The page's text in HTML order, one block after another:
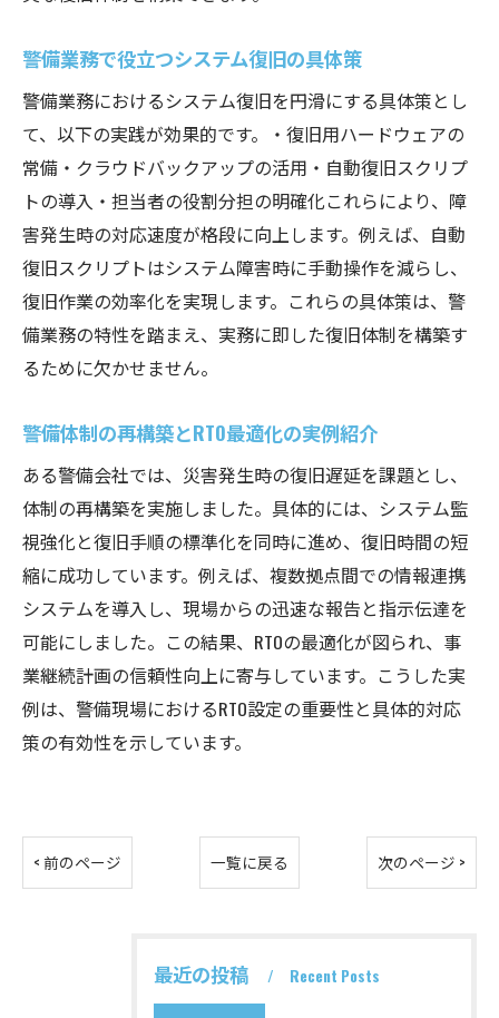
警備業務で役立つシステム復旧の具体策
警備業務におけるシステム復旧を円滑にする具体策とし
て、以下の実践が効果的です。・復旧用ハードウェアの
常備・クラウドバックアップの活用・自動復旧スクリプ
トの導入・担当者の役割分担の明確化これらにより、障
害発生時の対応速度が格段に向上します。例えば、自動
復旧スクリプトはシステム障害時に手動操作を減らし、
復旧作業の効率化を実現します。これらの具体策は、警
備業務の特性を踏まえ、実務に即した復旧体制を構築す
るために欠かせません。
警備体制の再構築とRTO最適化の実例紹介
ある警備会社では、災害発生時の復旧遅延を課題とし、
体制の再構築を実施しました。具体的には、システム監
視強化と復旧手順の標準化を同時に進め、復旧時間の短
縮に成功しています。例えば、複数拠点間での情報連携
システムを導入し、現場からの迅速な報告と指示伝達を
可能にしました。この結果、RTOの最適化が図られ、事
業継続計画の信頼性向上に寄与しています。こうした実
例は、警備現場におけるRTO設定の重要性と具体的対応
策の有効性を示しています。
< 前のページ 一覧に戻る 次のページ >
最近の投稿 Recent Posts